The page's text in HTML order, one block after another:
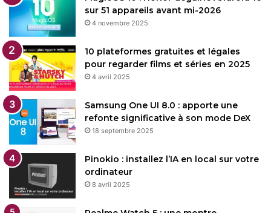
sur 51 appareils avant mi-2026
4 novembre 2025
10 plateformes gratuites et légales
pour regarder films et séries en 2025
4 avril 2025
Samsung One UI 8.0 : apporte une
refonte significative à son mode DeX
18 septembre 2025
Pinokio : installez l’IA en local sur votre
ordinateur
8 avril 2025